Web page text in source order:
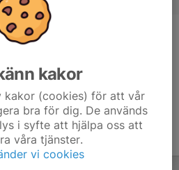
kakor
kakor (cookies) för att vår
bra för dig. De används
i syfte att hjälpa oss att
våra tjänster.
vi cookies